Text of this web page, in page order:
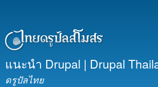
เนื้อหา
แนะนำ Drupal | Drupal
ดรูปัลไทย